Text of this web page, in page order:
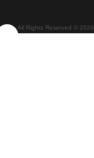
All Rights Reserved © 2026